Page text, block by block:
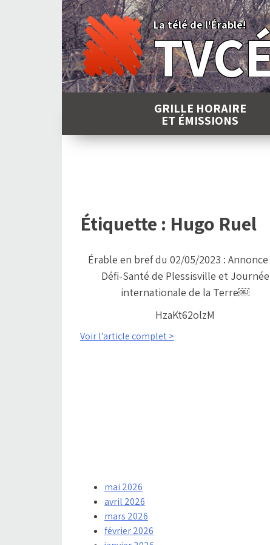
La télé de l'Érable!
GRILLE HORAIRE
ET ÉMISSIONS
Étiquette : Hugo Ruel
Érable en bref du 02/05/2023 :
Défi-Santé de Plessisville et Journée
internationale de la Terre￼
HzaKt62olzM
Voir l'article complet >
mai 2026
avril 2026
mars 2026
février 2026